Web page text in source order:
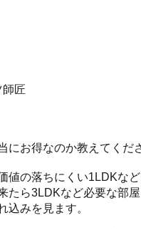
師匠
にお得なのか教えてくだ
値の落ちにくい1LDKなど
たら3LDKなど必要な部屋
込みを見ます。